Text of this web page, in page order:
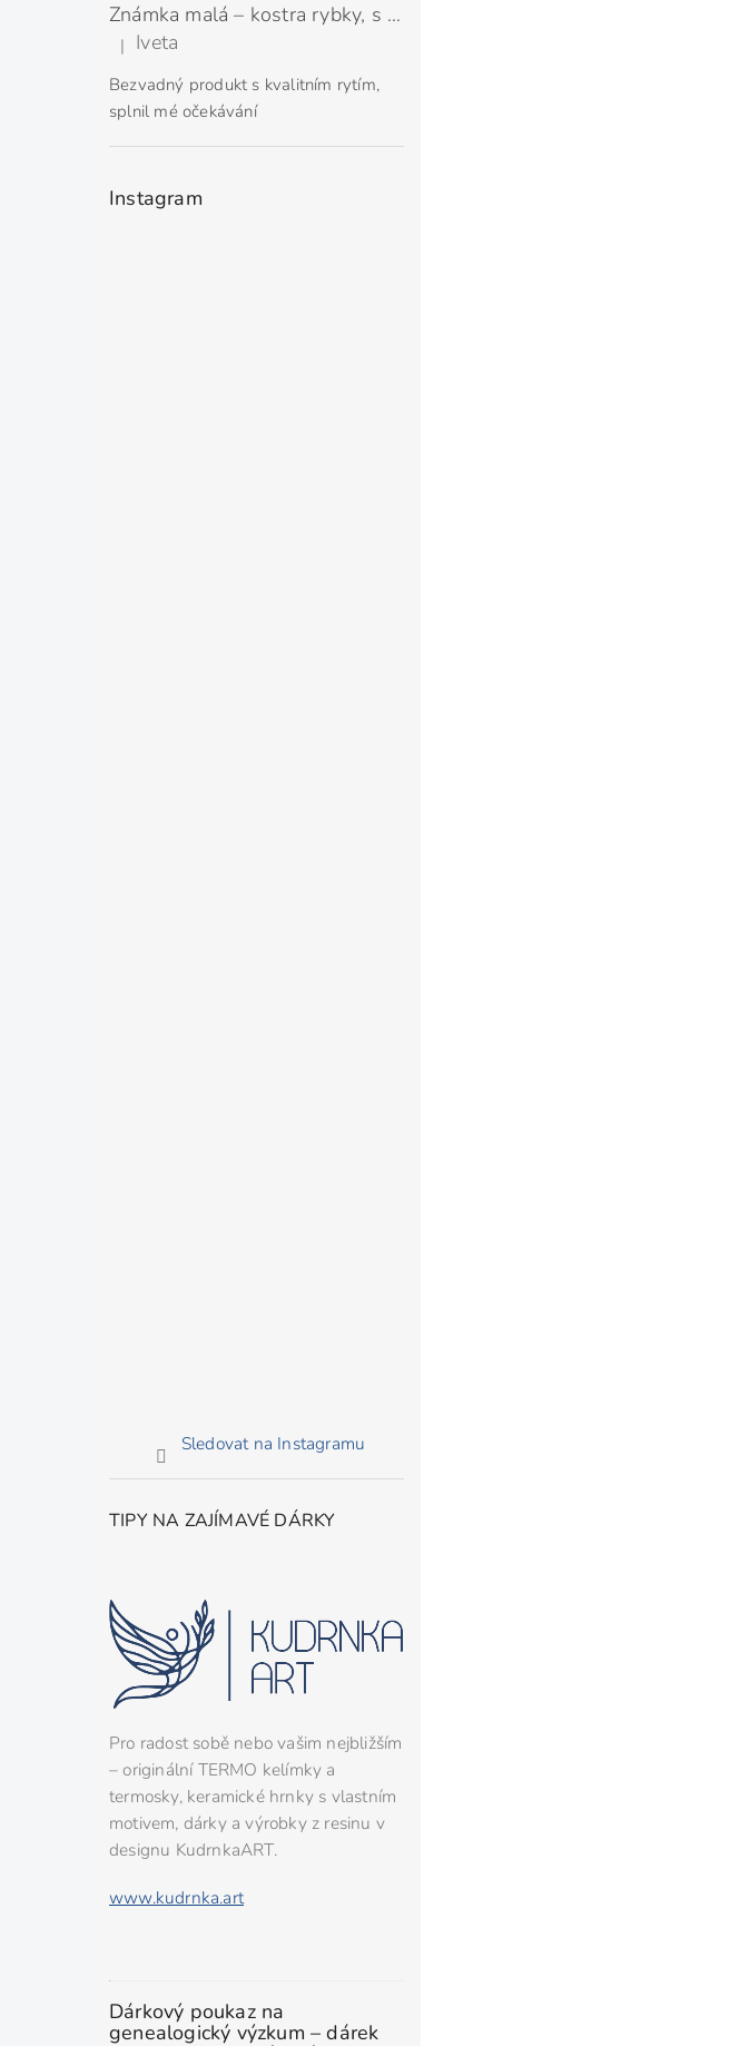
Známka malá – kostra rybky, s rytím
Hodnocení produktu je 5 z 5 hvězdiček.
| Iveta
Bezvadný produkt s kvalitním rytím,
splnil mé očekávání
Instagram
Sledovat na Instagramu
TIPY NA ZAJÍMAVÉ DÁRKY
Pro radost sobě nebo vašim nejbližším
– originální TERMO kelímky a
termosky, keramické hrnky s vlastním
motivem, dárky a výrobky z resinu v
designu KudrnkaART.
www.kudrnka.art
Dárkový poukaz na
genealogický výzkum – dárek